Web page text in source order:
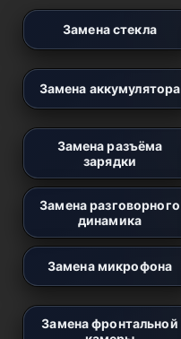
Замена стекла
Замена аккумулятора
Замена разъёма
зарядки
Замена разговорного
динамика
Замена микрофона
Замена фронтальной